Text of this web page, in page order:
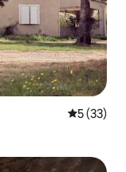
Prosječna
5 (33)